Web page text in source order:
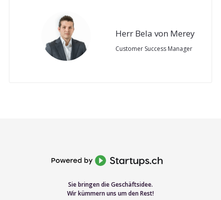
Herr Bela von Merey
Customer Success Manager
Sie bringen die Geschäftsidee.
Wir kümmern uns um den Rest!